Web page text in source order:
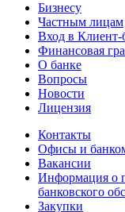
Бизнесу
Частным лицам
Вход в Клиент-
Финансовая
О банке
Вопросы
Новости
Лицензия
Контакты
Офисы и
Вакансии
Информация о
банковского
Закупки